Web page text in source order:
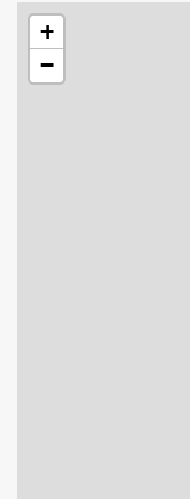
+
−